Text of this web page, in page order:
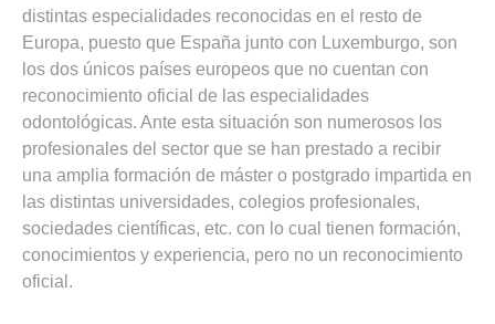
distintas especialidades reconocidas en el resto de
Europa, puesto que España junto con Luxemburgo, son
los dos únicos países europeos que no cuentan con
reconocimiento oficial de las especialidades
odontológicas. Ante esta situación son numerosos los
profesionales del sector que se han prestado a recibir
una amplia formación de máster o postgrado impartida en
las distintas universidades, colegios profesionales,
sociedades científicas, etc. con lo cual tienen formación,
conocimientos y experiencia, pero no un reconocimiento
oficial.